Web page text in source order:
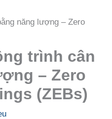
năng lượng – Zero
trình cân
– Zero
(ZEBs)